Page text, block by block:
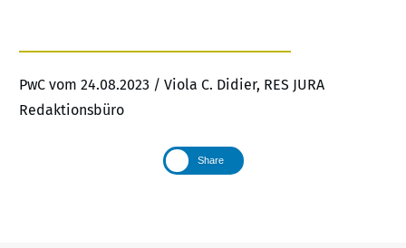
PwC vom 24.08.2023 / Viola C. Didier, RES JURA
Redaktionsbüro
Share